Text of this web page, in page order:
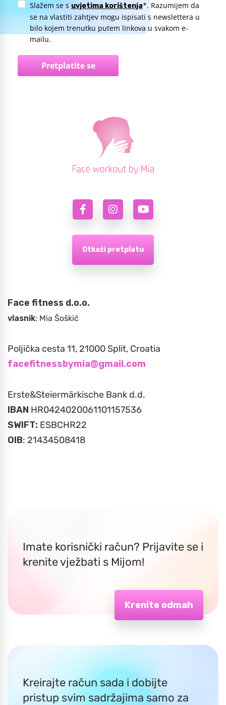
Slažem se s uvjetima korištenja*. Razumijem da
se na vlastiti zahtjev mogu ispisati s newslettera u
bilo kojem trenutku putem linkova u svakom e-
mailu.
Pretplatite se
Otkaži pretplatu
Face fitness d.o.o.
vlasnik: Mia Šoškić
Poljička cesta 11, 21000 Split, Croatia
facefitnessbymia@gmail.com
Erste&Steiermärkische Bank d.d.
IBAN HR0424020061101157536
SWIFT: ESBCHR22
OIB: 21434508418
Imate korisnički račun? Prijavite se i
krenite vježbati s Mijom!
Krenite odmah
Kreirajte račun sada i dobijte
pristup svim sadržajima samo za